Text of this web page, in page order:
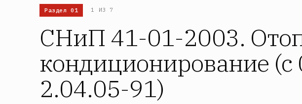
Раздел 01 1 ИЗ 7
СНиП 41-01-2003.
кондиционирование
2.04.05-91)